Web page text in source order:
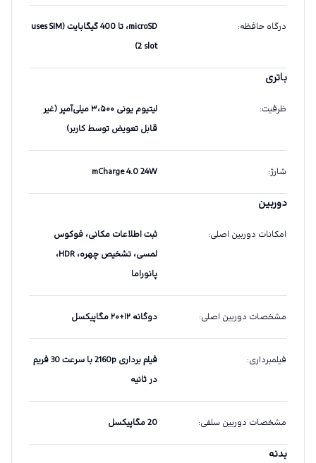
درگاه حافظه:
microSD، تا 400 گیگابایت (uses SIM
2 slot)
باتری
ظرفیت:
لیتیوم یونی ۳،۵۰۰ میلی‌آمپر (غیر
قابل تعویض توسط کاربر)
شارژ:
mCharge 4.0 24W
دوربین
امکانات دوربین اصلی:
ثبت اطلاعات مکانی، فوکوس
لمسی، تشخیص چهره، HDR،
پانوراما
مشخصات دوربین اصلی: دوگانه ۱۲+۲۰ مگاپیکسل
فیلمبرداری:
فیلم برداری 2160p با سرعت 30 فریم
در ثانیه
مشخصات دوربین سلفی: 20 مگاپیکسل
بدنه